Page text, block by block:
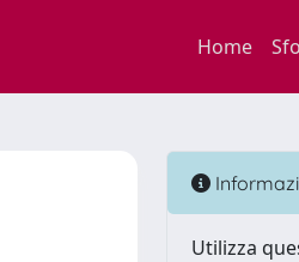
Home
Utilizza